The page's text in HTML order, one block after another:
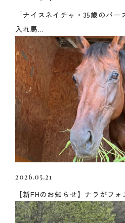
「ナイスネイチャ・35歳のバ
入れ馬...
2026.05.21
【新FHのお知らせ】ナラがフ